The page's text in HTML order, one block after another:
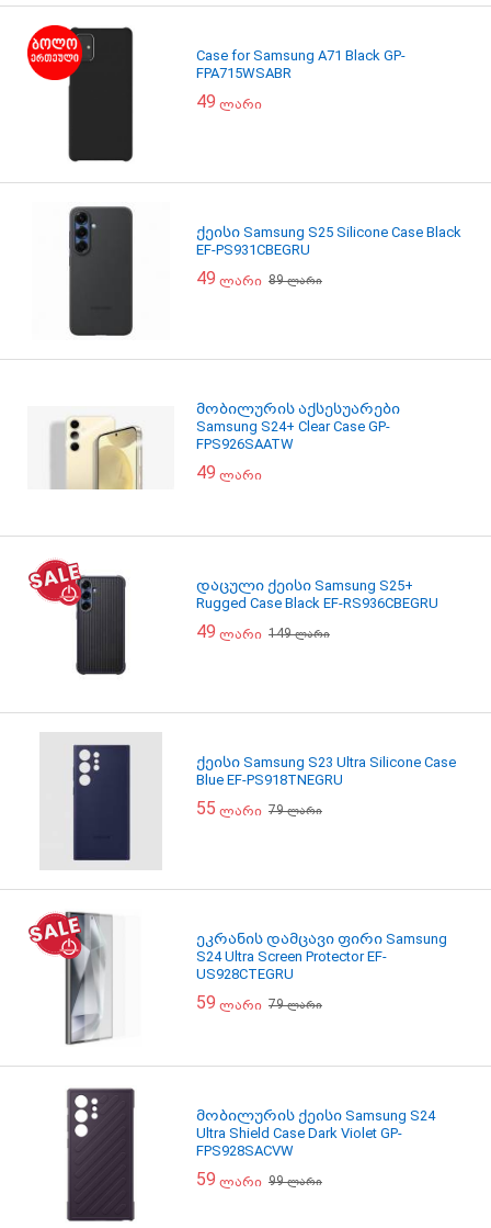
Case for Samsung A71 Black GP-
FPA715WSABR
49 ლარი
ქეისი Samsung S25 Silicone Case Black
EF-PS931CBEGRU
49 ლარი 89ლარი
მობილურის აქსესუარები
Samsung S24+ Clear Case GP-
FPS926SAATW
49 ლარი
დაცული ქეისი Samsung S25+
Rugged Case Black EF-RS936CBEGRU
49 ლარი 149ლარი
ქეისი Samsung S23 Ultra Silicone Case
Blue EF-PS918TNEGRU
55 ლარი 79ლარი
ეკრანის დამცავი ფირი Samsung
S24 Ultra Screen Protector EF-
US928CTEGRU
59 ლარი 79ლარი
მობილურის ქეისი Samsung S24
Ultra Shield Case Dark Violet GP-
FPS928SACVW
59 ლარი 99ლარი